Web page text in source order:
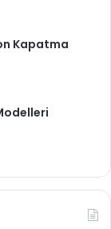
Kapatma